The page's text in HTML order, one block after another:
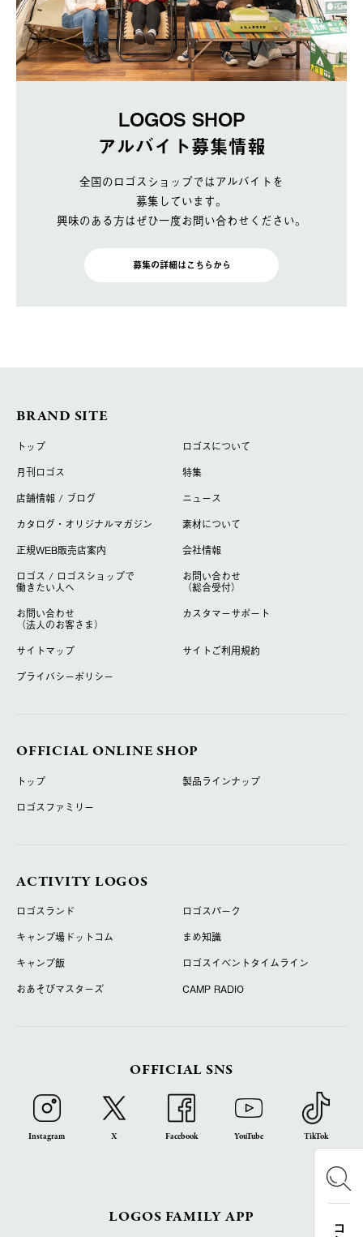
LOGOS SHOP
アルバイト募集情報
全国のロゴスショップではアルバイトを
募集しています。
興味のある方はぜひ一度お問い合わせください。
募集の詳細はこちらから
BRAND SITE
トップ
ロゴスについて
月刊ロゴス
特集
店舗情報 / ブログ
ニュース
カタログ・オリジナルマガジン
素材について
正規WEB販売店案内
会社情報
ロゴス / ロゴスショップで
働きたい人へ
お問い合わせ
（総合受付）
お問い合わせ
（法人のお客さま）
カスタマーサポート
サイトマップ
サイトご利用規約
プライバシーポリシー
OFFICIAL ONLINE SHOP
トップ
製品ラインナップ
ロゴスファミリー
ACTIVITY LOGOS
ロゴスランド
ロゴスパーク
キャンプ場ドットコム
まめ知識
キャンプ飯
ロゴスイベントタイムライン
おあそびマスターズ
CAMP RADIO
OFFICIAL SNS
Instagram X Facebook YouTube TikTok
LOGOS FAMILY APP